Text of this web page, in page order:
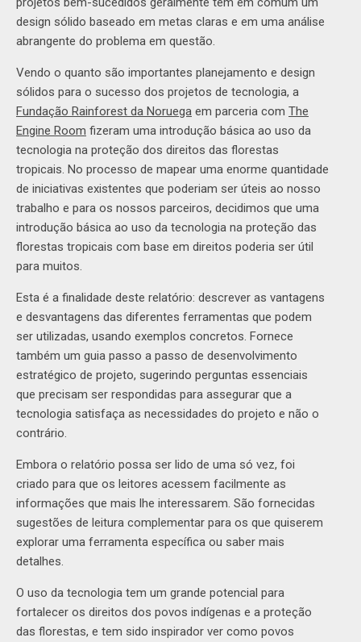
design sólido baseado em metas claras e em uma análise
abrangente do problema em questão.
Vendo o quanto são importantes planejamento e design
sólidos para o sucesso dos projetos de tecnologia, a
Fundação Rainforest da Noruega em parceria com The
Engine Room fizeram uma introdução básica ao uso da
tecnologia na proteção dos direitos das florestas
tropicais. No processo de mapear uma enorme quantidade
de iniciativas existentes que poderiam ser úteis ao nosso
trabalho e para os nossos parceiros, decidimos que uma
introdução básica ao uso da tecnologia na proteção das
florestas tropicais com base em direitos poderia ser útil
para muitos.
Esta é a finalidade deste relatório: descrever as vantagens
e desvantagens das diferentes ferramentas que podem
ser utilizadas, usando exemplos concretos. Fornece
também um guia passo a passo de desenvolvimento
estratégico de projeto, sugerindo perguntas essenciais
que precisam ser respondidas para assegurar que a
tecnologia satisfaça as necessidades do projeto e não o
contrário.
Embora o relatório possa ser lido de uma só vez, foi
criado para que os leitores acessem facilmente as
informações que mais lhe interessarem. São fornecidas
sugestões de leitura complementar para os que quiserem
explorar uma ferramenta específica ou saber mais
detalhes.
O uso da tecnologia tem um grande potencial para
fortalecer os direitos dos povos indígenas e a proteção
das florestas, e tem sido inspirador ver como povos